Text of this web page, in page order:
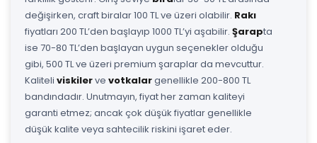
değişirken, craft biralar 100 TL ve üzeri olabilir. Rakı
fiyatları 200 TL’den başlayıp 1000 TL’yi aşabilir. Şarapta
ise 70-80 TL’den başlayan uygun seçenekler olduğu
gibi, 500 TL ve üzeri premium şaraplar da mevcuttur.
Kaliteli viskilerve votkalargenellikle 200-800 TL
bandındadır. Unutmayın, fiyat her zaman kaliteyi
garanti etmez; ancak çok düşük fiyatlar genellikle
düşük kalite veya sahtecilik riskini işaret eder.